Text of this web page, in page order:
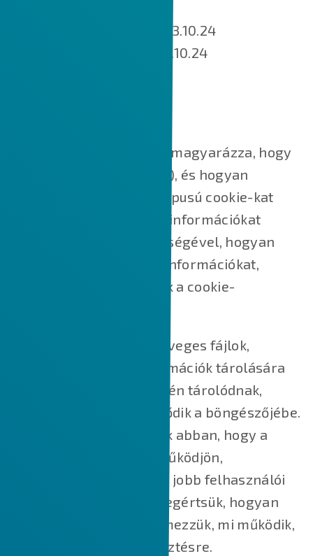
Hatálybalépés napja: 2023.10.24
Utoljára módosított: 2023.10.24
Ez a Cookie-szabályzat elmagyarázza, hogy
mik azok a sütik (cookie-k), és hogyan
használjuk őket, milyen típusú cookie-kat
használunk, azaz milyen információkat
gyűjtünk a cookie-k segítségével, hogyan
használjuk fel ezeket az információkat,
valamint hogyan kezeljük a cookie-
A cookie-k kisméretű szöveges fájlok,
amelyek kisméretű információk tárolására
szolgálnak. Az Ön eszközén tárolódnak,
amikor a webhely betöltődik a böngészőjébe.
Ezek a cookie-k segítenek abban, hogy a
weboldal megfelelően működjön,
biztonságosabbá tegyük, jobb felhasználói
élményt nyújtsunk, és megértsük, hogyan
működik a weboldal, elemezzük, mi működik,
és hol van szükség fejlesztésre.